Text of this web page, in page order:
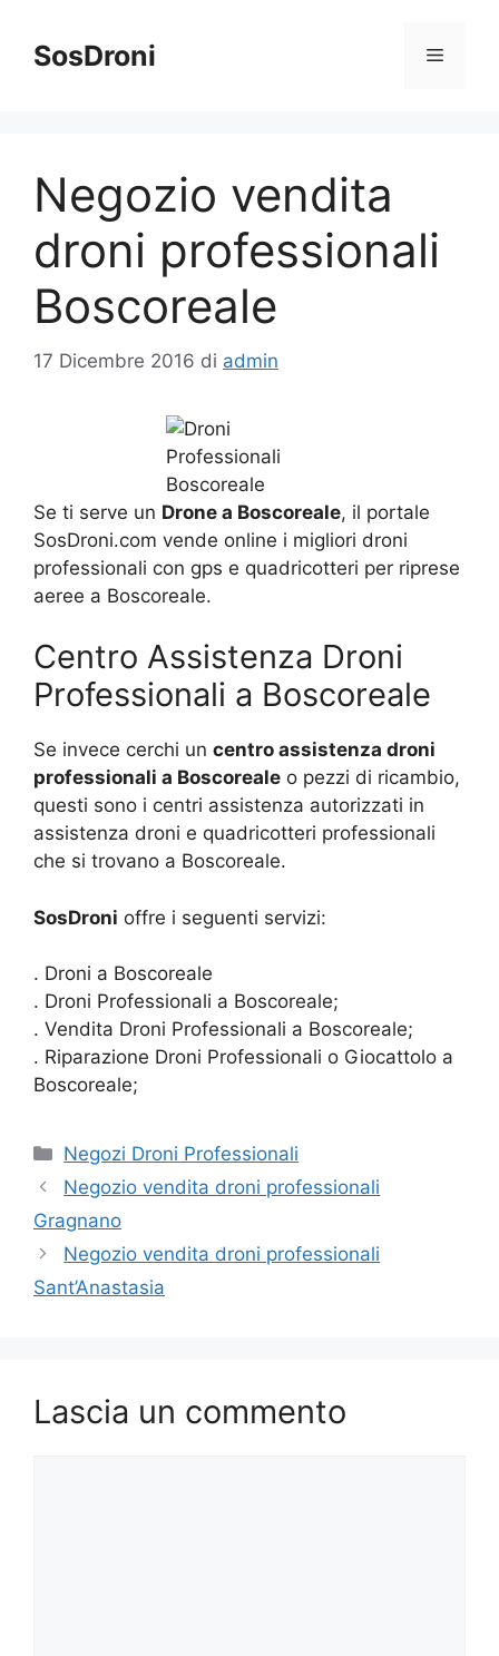
contenuto
SosDroni Menu
Negozio vendita
droni professionali
Boscoreale
17 Dicembre 2016 di admin
Se ti serve un Drone a Boscoreale, il portale
SosDroni.com vende online i migliori droni
professionali con gps e quadricotteri per riprese
aeree a Boscoreale.
Centro Assistenza Droni
Professionali a Boscoreale
Se invece cerchi un centro assistenza droni
professionali a Boscoreale o pezzi di ricambio,
questi sono i centri assistenza autorizzati in
assistenza droni e quadricotteri professionali
che si trovano a Boscoreale.
SosDroni offre i seguenti servizi:
. Droni a Boscoreale
. Droni Professionali a Boscoreale;
. Vendita Droni Professionali a Boscoreale;
. Riparazione Droni Professionali o Giocattolo a
Boscoreale;
Categorie
Negozi Droni Professionali
Negozio vendita droni professionali
Gragnano
Negozio vendita droni professionali
Sant’Anastasia
Lascia un commento